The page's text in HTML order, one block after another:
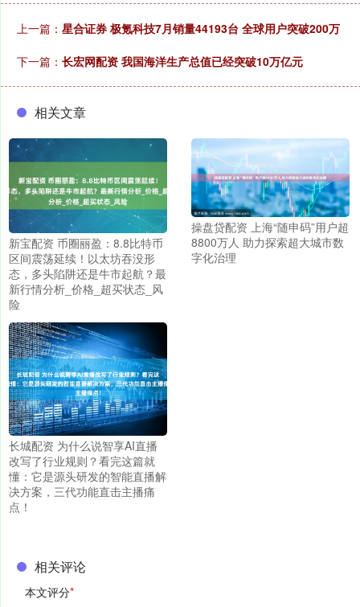
上一篇： 星合证券 极氪科技7月销量44193台 全球用户突破200万
下一篇： 长宏网配资 我国海洋生产总值已经突破10万亿元
相关文章
新宝配资 币圈丽盈：8.8比特币
区间震荡延续！以太坊吞没形
态，多头陷阱还是牛市起航？最
新行情分析_价格_超买状态_风
险
操盘贷配资 上海“随申码”用户超
8800万人 助力探索超大城市数
字化治理
长城配资 为什么说智享AI直播
改写了行业规则？看完这篇就
懂：它是源头研发的智能直播解
决方案，三代功能直击主播痛
点！
相关评论
本文评分*